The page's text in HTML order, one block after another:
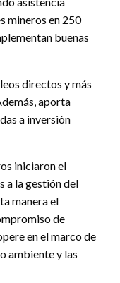
mineros en 250
buenas
directos y más
aporta
a inversión
iniciaron el
a la gestión del
manera el
de
en el marco de
ambiente y las